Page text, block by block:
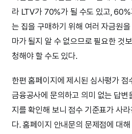
라 LTV가 70%가 될 수도 있고,
는 집을 구매하기 위해 여러 자금원
마가 될지 알 수 없으므로 필요한 것
청해야 할 수도 있다.
한편 홈페이지에 제시된 심사평가 점
금융공사에 문의하고 의미 없는 답변
지를 확인해 보니 점수 기준표가 사
다. 홈페이지 안내문의 문제점에 대